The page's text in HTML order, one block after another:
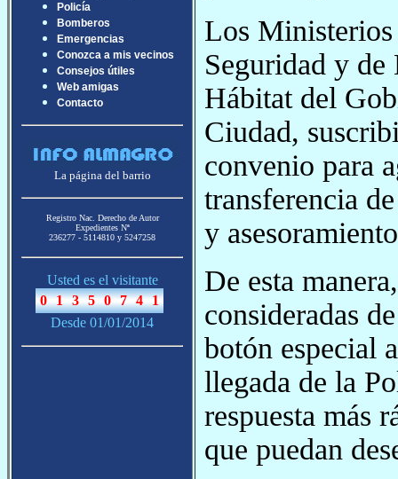
Policía
Bomberos
Emergencias
Conozca a mis vecinos
Consejos útiles
Web amigas
Contacto
La página del barrio
Registro Nac. Derecho de Autor
Expedientes Nª
236277 - 5114810 y 5247258
Usted es el visitante
Desde 01/01/2014
Los
Seguridad y
Hábitat del
Ciudad,
convenio para
transferencia
y
De esta
consideradas
botón especial
llegada de la
respuesta más
que puedan